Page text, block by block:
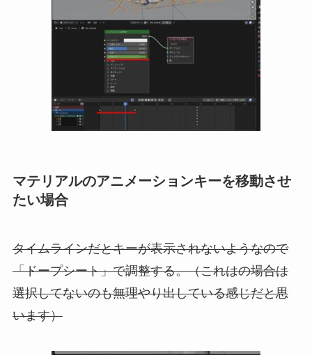
マテリアルのアニメーションキーを移動させ
たい場合
タイムラインだとキーが表示されないようなので
「ドープシート」で調整する。（これはの場合は
選択してないのも無理やり出している感じだと思
います）